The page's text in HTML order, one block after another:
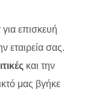
επισκευή
εταιρεία σας.
και την
μας βγήκε